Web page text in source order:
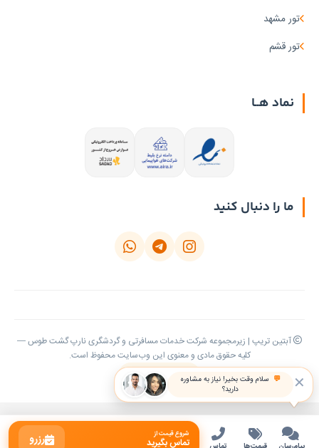
شروع قیمت از
تماس بگیرید رزرو
✕
💬 سلام وقت بخیر! نیاز به مشاوره
دارید؟
تور مشهد
تور قشم
نماد هــا
ما را دنبال کنید
آبتین تریپ | زیرمجموعه شرکت خدمات مسافرتی و گردشگری نارپ گشت طوس —
کلیه حقوق مادی و معنوی این وب‌سایت محفوظ است.
بازگشت به بالا